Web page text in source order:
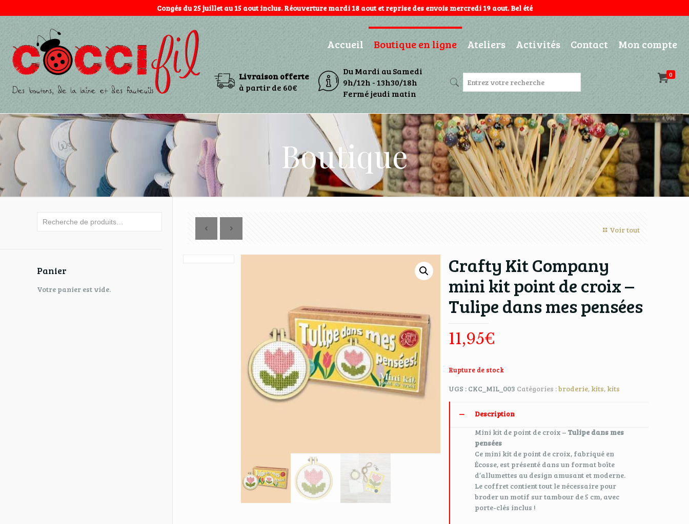
Congés du 25 juillet au 15 aout inclus. Réouverture mardi 18 aout et reprise des envois mercredi 19 aout. Bel été
Accueil Boutique en ligne Ateliers Activités Contact Mon compte
0
Livraison offerte
à partir de 60€
Du Mardi au Samedi
9h/12h - 13h30/18h
Fermé jeudi matin
Boutique
Voir tout
Crafty Kit Company
mini kit point de croix –
Tulipe dans mes pensées
11,95€
Rupture de stock
UGS : CKC_MIL_003 Catégories :broderie, kits, kits
Description
Mini kit de point de croix – Tulipe dans mes
pensées
Ce mini kit de point de croix, fabriqué en
Écosse, est présenté dans un format boîte
d’allumettes au design amusant et moderne.
Le coffret contient tout le nécessaire pour
broder un motif sur tambour de 5 cm, avec
porte-clés inclus !
Panier
Votre panier est vide.